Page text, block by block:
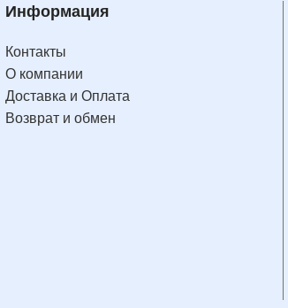
Информация
Контакты
О компании
Доставка и Оплата
Возврат и обмен